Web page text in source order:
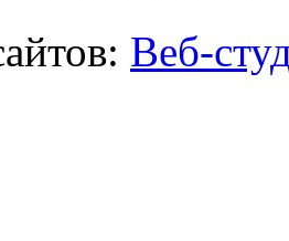
Веб-